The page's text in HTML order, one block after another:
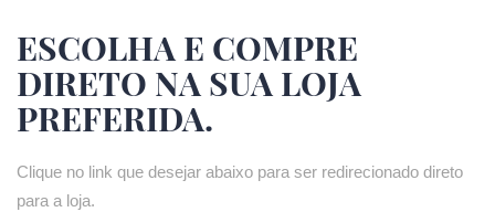
ESCOLHA E COMPRE
DIRETO NA SUA LOJA
PREFERIDA.
Clique no link que desejar abaixo para ser redirecionado direto
para a loja.